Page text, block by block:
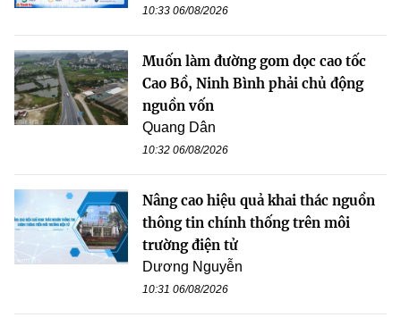
10:33 06/08/2026
Muốn làm đường gom dọc cao tốc
Cao Bồ, Ninh Bình phải chủ động
nguồn vốn
Quang Dân
10:32 06/08/2026
Nâng cao hiệu quả khai thác nguồn
thông tin chính thống trên môi
trường điện tử
Dương Nguyễn
10:31 06/08/2026